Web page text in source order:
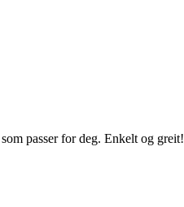
passer for deg. Enkelt og greit!